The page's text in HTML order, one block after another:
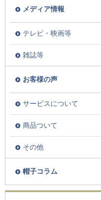
メディア情報
テレビ・映画等
雑誌等
お客様の声
サービスについて
商品ついて
その他
帽子コラム